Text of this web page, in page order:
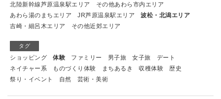
北陸新幹線芦原温泉駅エリア
その他あわら市内エリア
あわら湯のまちエリア
JR芦原温泉駅エリア
波松・北潟エリア
吉崎・細呂木エリア
その他近郊エリア
タグ
ショッピング 体験 ファミリー 男子旅 女子旅
デート
ネイチャー系
ものづくり体験 まちあるき 収穫体験
歴史
祭り・イベント
自然 芸術・美術